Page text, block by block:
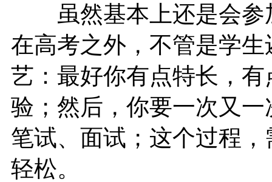
虽然基本上还是会参
在高考之外，不管是学
艺：最好你有点特长，
验；然后，你要一次又
笔试、面试；这个过程
轻松。